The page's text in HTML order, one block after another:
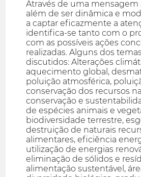
Através de uma mensagem
além de ser dinâmica e
a captar eficazmente a
identifica-se tanto com o
com as possíveis ações
realizadas. Alguns dos
discutidos: Alterações
aquecimento global,
poluição atmosférica,
conservação dos recursos
conservação e
de espécies animais e
biodiversidade terrestre,
destruição de naturais
alimentares, eficiência
utilização de energias
eliminação de sólidos e
alimentação sustentável,